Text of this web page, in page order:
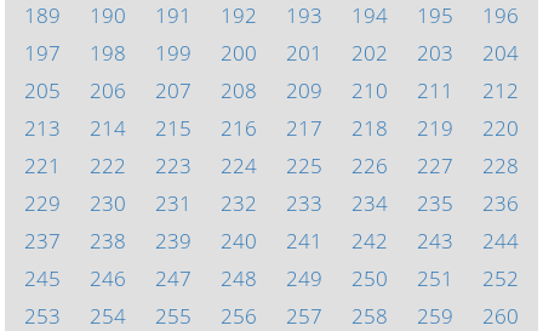
189
190 191 192 193 194 195
196
197
198 199 200 201 202 203
204
205
206 207 208 209 210 211
212
213
214 215 216 217 218 219
220
221
222 223 224 225 226 227
228
229
230 231 232 233 234 235
236
237
238 239 240 241 242 243
244
245
246 247 248 249 250 251
252
253
254 255 256 257 258 259
260